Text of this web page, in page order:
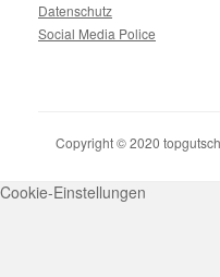
Datenschutz
Social Media Police
Copyright © 2020
Cookie-Einstellungen